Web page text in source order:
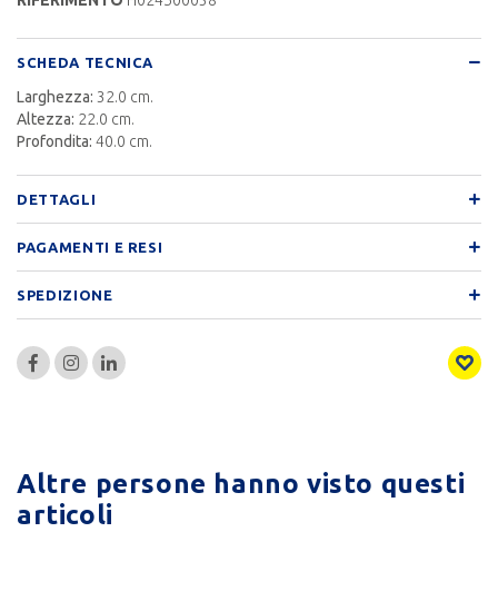
SCHEDA TECNICA
Larghezza: 32.0 cm.
Altezza: 22.0 cm.
Profondita: 40.0 cm.
DETTAGLI
PAGAMENTI E RESI
SPEDIZIONE
Altre persone hanno visto questi
articoli